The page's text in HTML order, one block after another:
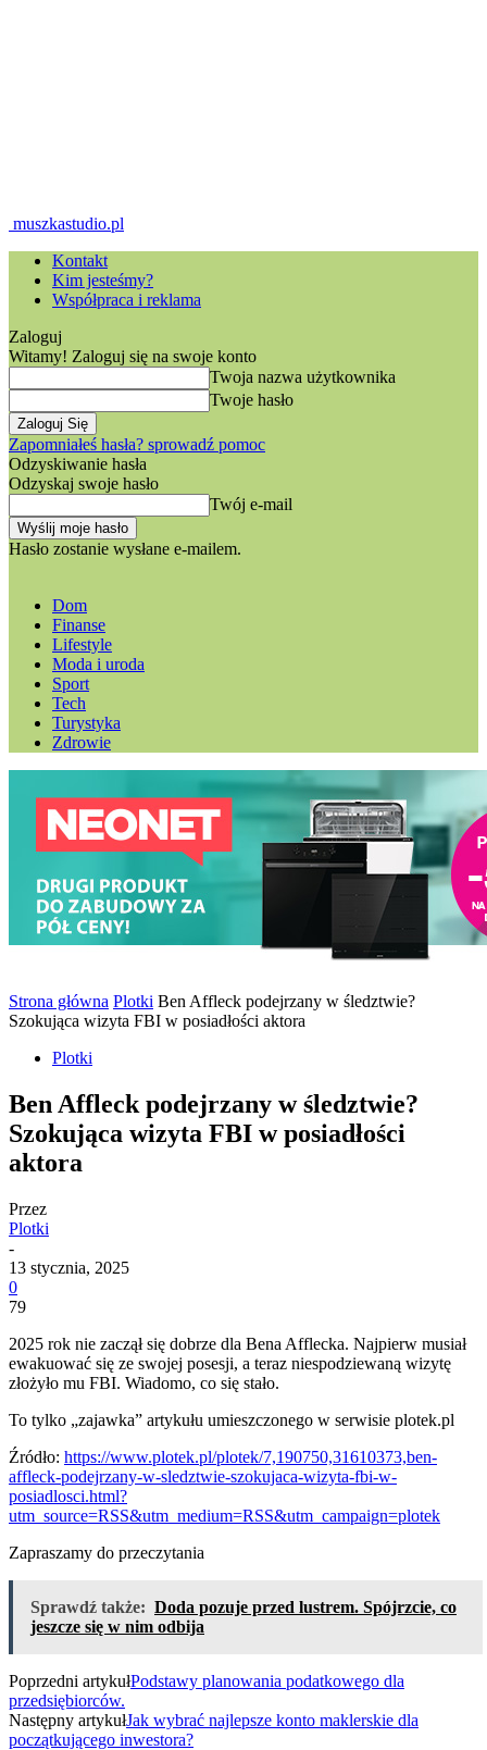
muszkastudio.pl
Kontakt
Kim jesteśmy?
Współpraca i reklama
Zaloguj
Witamy! Zaloguj się na swoje konto
Twoja nazwa użytkownika
Twoje hasło
Zapomniałeś hasła? sprowadź pomoc
Odzyskiwanie hasła
Odzyskaj swoje hasło
Twój e-mail
Hasło zostanie wysłane e-mailem.
Dom
Finanse
Lifestyle
Moda i uroda
Sport
Tech
Turystyka
Zdrowie
Strona główna Plotki Ben Affleck podejrzany w śledztwie?
Szokująca wizyta FBI w posiadłości aktora
Plotki
Ben Affleck podejrzany w śledztwie?
Szokująca wizyta FBI w posiadłości
aktora
Przez
Plotki
-
13 stycznia, 2025
0
79
2025 rok nie zaczął się dobrze dla Bena Afflecka. Najpierw musiał
ewakuować się ze swojej posesji, a teraz niespodziewaną wizytę
złożyło mu FBI. Wiadomo, co się stało.
To tylko „zajawka” artykułu umieszczonego w serwisie plotek.pl
Źródło: https://www.plotek.pl/plotek/7,190750,31610373,ben-
affleck-podejrzany-w-sledztwie-szokujaca-wizyta-fbi-w-
posiadlosci.html?
utm_source=RSS&utm_medium=RSS&utm_campaign=plotek
Zapraszamy do przeczytania
Sprawdź także: Doda pozuje przed lustrem. Spójrzcie, co
jeszcze się w nim odbija
Poprzedni artykułPodstawy planowania podatkowego dla
przedsiębiorców.
Następny artykułJak wybrać najlepsze konto maklerskie dla
początkującego inwestora?